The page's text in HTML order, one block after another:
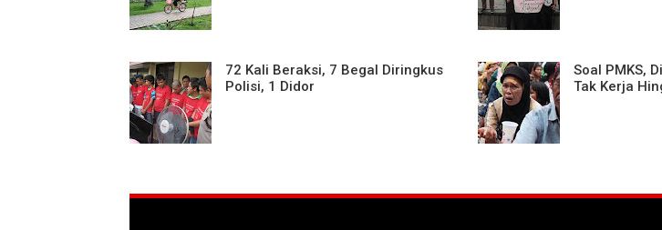
72 Kali Beraksi, 7 Begal Diringkus
Polisi, 1 Didor
Soal PMKS,
Tak Kerja